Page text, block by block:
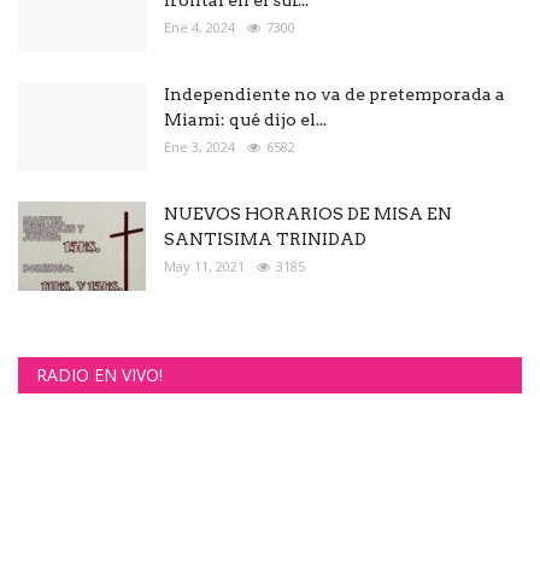
Ene 4, 2024 7300
Independiente no va de pretemporada a
Miami: qué dijo el...
Ene 3, 2024 6582
NUEVOS HORARIOS DE MISA EN
SANTISIMA TRINIDAD
May 11, 2021 3185
RADIO EN VIVO!